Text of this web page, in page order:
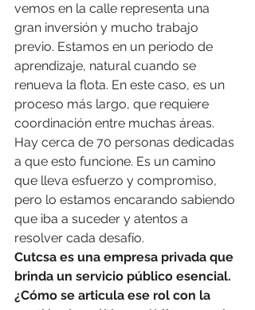
vemos en la calle representa una
gran inversión y mucho trabajo
previo. Estamos en un periodo de
aprendizaje, natural cuando se
renueva la flota. En este caso, es un
proceso más largo, que requiere
coordinación entre muchas áreas.
Hay cerca de 70 personas dedicadas
a que esto funcione. Es un camino
que lleva esfuerzo y compromiso,
pero lo estamos encarando sabiendo
que iba a suceder y atentos a
resolver cada desafío.
Cutcsa es una empresa privada que
brinda un servicio público esencial.
¿Cómo se articula ese rol con la